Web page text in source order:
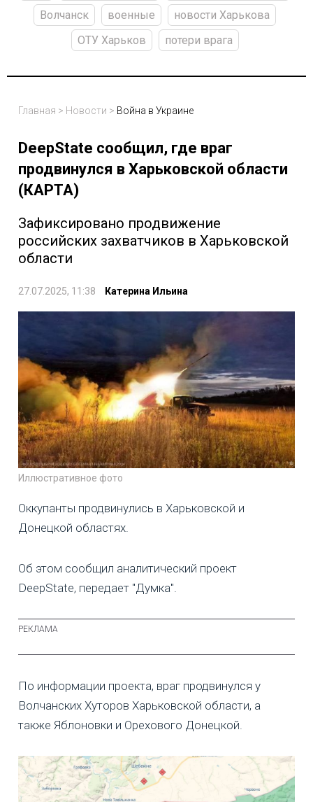
Волчанск
военные
новости Харькова
ОТУ Харьков
потери врага
Главная > Новости > Война в Украине
DeepState сообщил, где враг
продвинулся в Харьковской области
(КАРТА)
Зафиксировано продвижение
российских захватчиков в Харьковской
области
27.07.2025, 11:38 Катерина Ильина
Иллюстративное фото
Оккупанты продвинулись в Харьковской и
Донецкой областях.
Об этом сообщил аналитический проект
DeepState, передает "Думка".
По информации проекта, враг продвинулся у
Волчанских Хуторов Харьковской области, а
также Яблоновки и Орехового Донецкой.